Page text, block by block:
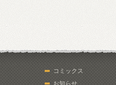
コミックス
お知らせ